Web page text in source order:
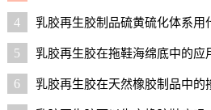
4 乳胶再生胶制品硫黄硫化体系用
5 乳胶再生胶在拖鞋海绵底中的应
6 乳胶再生胶在天然橡胶制品中的